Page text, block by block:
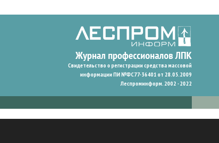
Свидетельство о регистрации средства массовой
информации ПИ №ФС77-36401 от 28.05.2009
Леспроминформ. 2002 - 2022
запомнить ваши предпочтения и улучшить пользовательский